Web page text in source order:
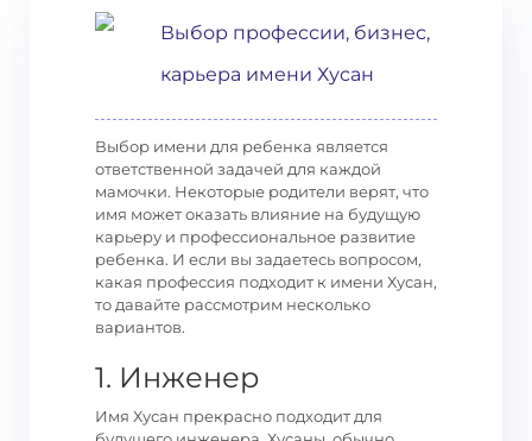
Выбор профессии, бизнес,
карьера имени Хусан
Выбор имени для ребенка является
ответственной задачей для каждой
мамочки. Некоторые родители верят, что
имя может оказать влияние на будущую
карьеру и профессиональное развитие
ребенка. И если вы задаетесь вопросом,
какая профессия подходит к имени Хусан,
то давайте рассмотрим несколько
вариантов.
1. Инженер
Имя Хусан прекрасно подходит для